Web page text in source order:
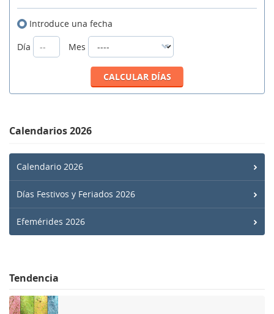
Introduce una fecha
Día
Mes
Calendarios 2026
Calendario 2026
Días Festivos y Feriados 2026
Efemérides 2026
Tendencia